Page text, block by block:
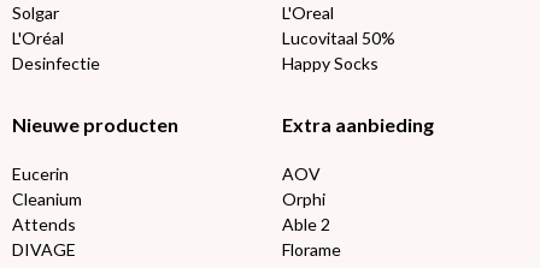
Solgar
L'Oréal
Desinfectie
L'Oreal
Lucovitaal 50%
Happy Socks
Nieuwe producten
Eucerin
Cleanium
Attends
DIVAGE
Extra aanbieding
AOV
Orphi
Able 2
Florame